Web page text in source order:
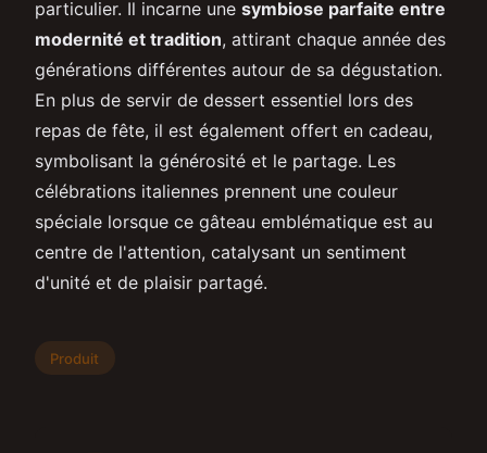
particulier. Il incarne une symbiose parfaite entre
modernité et tradition, attirant chaque année des
générations différentes autour de sa dégustation.
En plus de servir de dessert essentiel lors des
repas de fête, il est également offert en cadeau,
symbolisant la générosité et le partage. Les
célébrations italiennes prennent une couleur
spéciale lorsque ce gâteau emblématique est au
centre de l'attention, catalysant un sentiment
d'unité et de plaisir partagé.
Produit